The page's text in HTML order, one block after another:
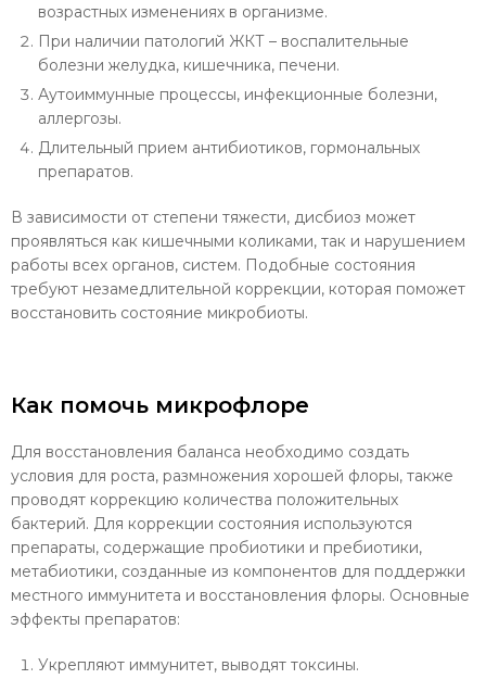
возрастных изменениях в организме.
При наличии патологий ЖКТ – воспалительные
болезни желудка, кишечника, печени.
Аутоиммунные процессы, инфекционные болезни,
аллергозы.
Длительный прием антибиотиков, гормональных
препаратов.
В зависимости от степени тяжести, дисбиоз может
проявляться как кишечными коликами, так и нарушением
работы всех органов, систем. Подобные состояния
требуют незамедлительной коррекции, которая поможет
восстановить состояние микробиоты.
Как помочь микрофлоре
Для восстановления баланса необходимо создать
условия для роста, размножения хорошей флоры, также
проводят коррекцию количества положительных
бактерий. Для коррекции состояния используются
препараты, содержащие пробиотики и пребиотики,
метабиотики, созданные из компонентов для поддержки
местного иммунитета и восстановления флоры. Основные
эффекты препаратов:
Укрепляют иммунитет, выводят токсины.